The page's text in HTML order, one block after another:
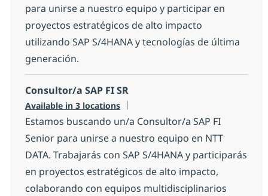
para unirse a nuestro equipo y participar en
proyectos estratégicos de alto impacto
utilizando SAP S/4HANA y tecnologías de última
generación.
Consultor/a SAP FI SR
Available in 3 locations
Estamos buscando un/a Consultor/a SAP FI
Senior para unirse a nuestro equipo en NTT
DATA. Trabajarás con SAP S/4HANA y participarás
en proyectos estratégicos de alto impacto,
colaborando con equipos multidisciplinarios